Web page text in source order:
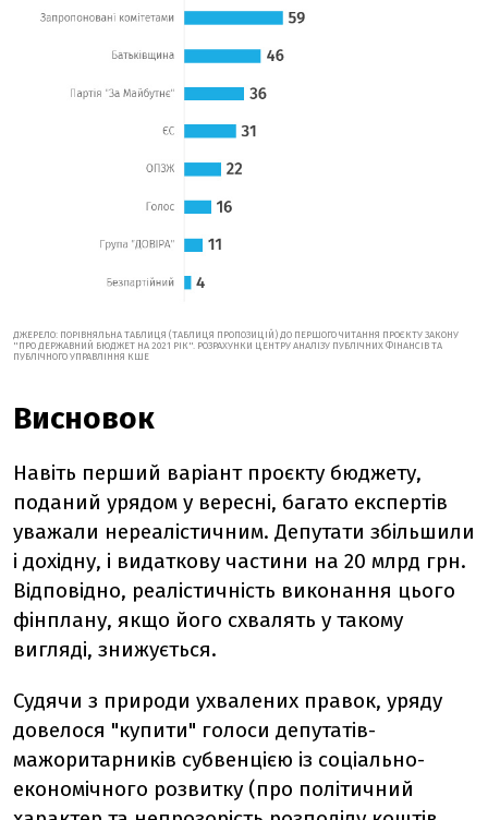
ДЖЕРЕЛО: ПОРІВНЯЛЬНА ТАБЛИЦЯ (ТАБЛИЦЯ ПРОПОЗИЦІЙ) ДО ПЕРШОГО ЧИТАННЯ ПРОЄКТУ ЗАКОНУ
"ПРО ДЕРЖАВНИЙ БЮДЖЕТ НА 2021 РІК". РОЗРАХУНКИ ЦЕНТРУ АНАЛІЗУ ПУБЛІЧНИХ ФІНАНСІВ ТА
ПУБЛІЧНОГО УПРАВЛІННЯ КШЕ
Висновок
Навіть перший варіант проєкту бюджету,
поданий урядом у вересні, багато експертів
уважали нереалістичним. Депутати збільшили
і дохідну, і видаткову частини на 20 млрд грн.
Відповідно, реалістичність виконання цього
фінплану, якщо його схвалять у такому
вигляді, знижується.
Судячи з природи ухвалених правок, уряду
довелося "купити" голоси депутатів-
мажоритарників субвенцією із соціально-
економічного розвитку (про політичний